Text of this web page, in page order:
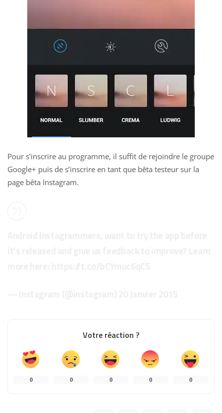
Pour s’inscrire au programme, il suffit de rejoindre le groupe
Google+ puis de s’inscrire en tant que bêta testeur sur la
page bêta Instagram.
Votre réaction ?
0 0 0 0 0